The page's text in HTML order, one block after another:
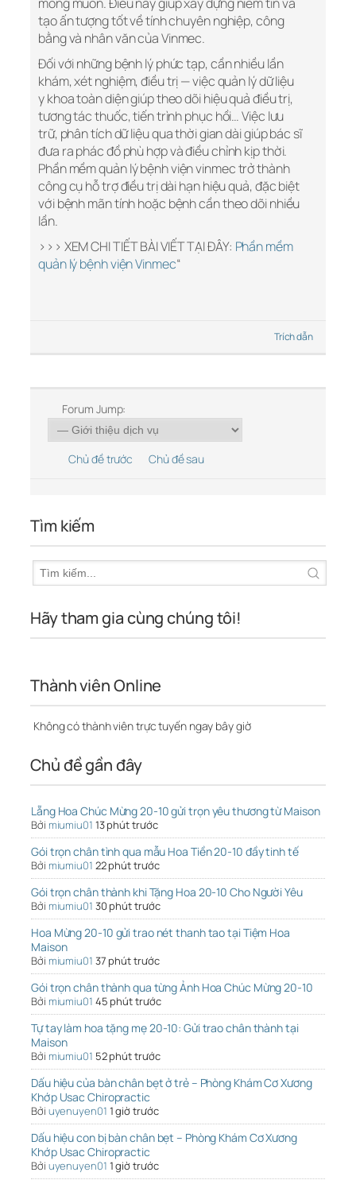
tạo ấn tượng tốt về tính chuyên nghiệp, công
bằng và nhân văn của Vinmec.
Đối với những bệnh lý phức tạp, cần nhiều lần
khám, xét nghiệm, điều trị — việc quản lý dữ liệu
y khoa toàn diện giúp theo dõi hiệu quả điều trị,
tương tác thuốc, tiến trình phục hồi… Việc lưu
trữ, phân tích dữ liệu qua thời gian dài giúp bác sĩ
đưa ra phác đồ phù hợp và điều chỉnh kịp thời.
Phần mềm quản lý bệnh viện vinmec trở thành
công cụ hỗ trợ điều trị dài hạn hiệu quả, đặc biệt
với bệnh mãn tính hoặc bệnh cần theo dõi nhiều
lần.
>>> XEM CHI TIẾT BÀI VIẾT TẠI ĐÂY: Phần mềm
quản lý bệnh viện Vinmec“
Trích dẫn
Forum Jump:
Chủ đề trước Chủ đề sau
Tìm kiếm
Hãy tham gia cùng chúng tôi!
Thành viên Online
Không có thành viên trực tuyến ngay bây giờ
Chủ đề gần đây
Lẵng Hoa Chúc Mừng 20-10 gửi trọn yêu thương từ Maison
Bởi miumiu01 13 phút trước
Gói trọn chân tình qua mẫu Hoa Tiền 20-10 đầy tinh tế
Bởi miumiu01 22 phút trước
Gói trọn chân thành khi Tặng Hoa 20-10 Cho Người Yêu
Bởi miumiu01 30 phút trước
Hoa Mừng 20-10 gửi trao nét thanh tao tại Tiệm Hoa
Maison
Bởi miumiu01 37 phút trước
Gói trọn chân thành qua từng Ảnh Hoa Chúc Mừng 20-10
Bởi miumiu01 45 phút trước
Tự tay làm hoa tặng mẹ 20-10: Gửi trao chân thành tại
Maison
Bởi miumiu01 52 phút trước
Dấu hiệu của bàn chân bẹt ở trẻ – Phòng Khám Cơ Xương
Khớp Usac Chiropractic
Bởi uyenuyen01 1 giờ trước
Dấu hiệu con bị bàn chân bẹt – Phòng Khám Cơ Xương
Khớp Usac Chiropractic
Bởi uyenuyen01 1 giờ trước